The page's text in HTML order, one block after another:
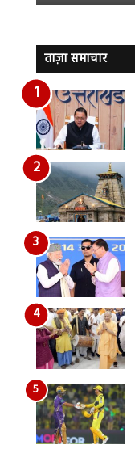
जारी,
ताज़ा समाचार